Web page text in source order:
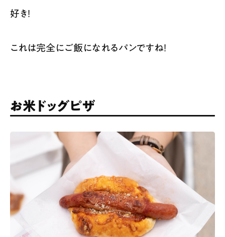
好き！
これは完全にご飯になれるパンですね！
お米ドッグピザ